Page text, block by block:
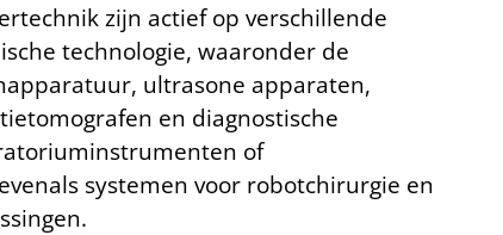
zijn actief op verschillende
technologie, waaronder de
ultrasone apparaten,
en diagnostische
of
systemen voor robotchirurgie en